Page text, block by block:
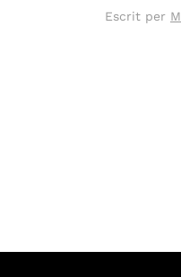
Escrit per